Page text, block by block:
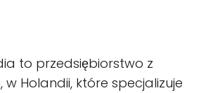
to przedsiębiorstwo z
w Holandii, które specjalizuje